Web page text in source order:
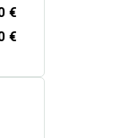
€
€